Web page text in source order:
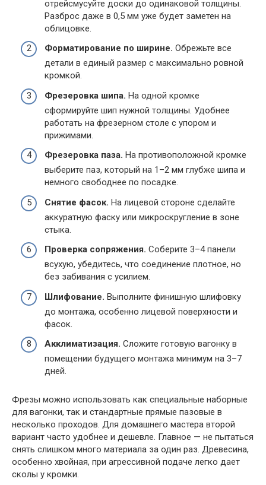
отрейсмусуйте доски до одинаковой толщины.
Разброс даже в 0,5 мм уже будет заметен на
облицовке.
Форматирование по ширине. Обрежьте все
детали в единый размер с максимально ровной
кромкой.
Фрезеровка шипа. На одной кромке
сформируйте шип нужной толщины. Удобнее
работать на фрезерном столе с упором и
прижимами.
Фрезеровка паза. На противоположной кромке
выберите паз, который на 1–2 мм глубже шипа и
немного свободнее по посадке.
Снятие фасок. На лицевой стороне сделайте
аккуратную фаску или микроскругление в зоне
стыка.
Проверка сопряжения. Соберите 3–4 панели
всухую, убедитесь, что соединение плотное, но
без забивания с усилием.
Шлифование. Выполните финишную шлифовку
до монтажа, особенно лицевой поверхности и
фасок.
Акклиматизация. Сложите готовую вагонку в
помещении будущего монтажа минимум на 3–7
дней.
Фрезы можно использовать как специальные наборные
для вагонки, так и стандартные прямые пазовые в
несколько проходов. Для домашнего мастера второй
вариант часто удобнее и дешевле. Главное — не пытаться
снять слишком много материала за один раз. Древесина,
особенно хвойная, при агрессивной подаче легко дает
сколы у кромки.